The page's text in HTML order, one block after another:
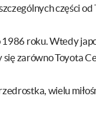
części od
roku. Wtedy
zarówno Toyota
wielu